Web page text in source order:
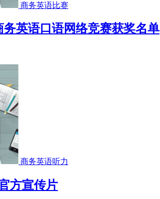
商务英语比赛
英语口语网络竞赛获奖名单
商务英语听力
方宣传片